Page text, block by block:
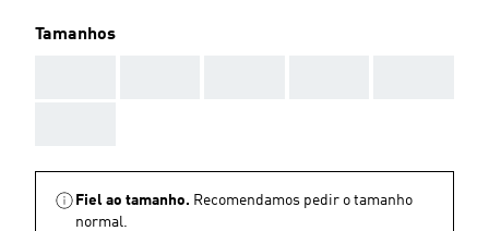
Tamanhos
Fiel ao tamanho. Recomendamos pedir o tamanho
normal.